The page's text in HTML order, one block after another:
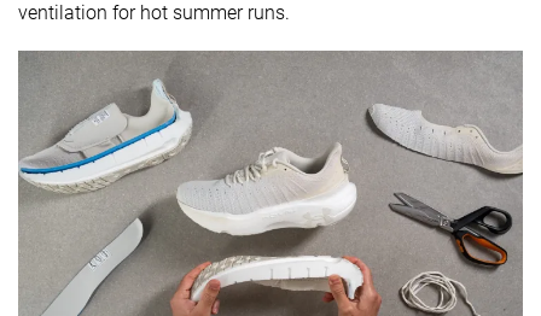
Anchuras
Ancho
Orthotic
friendly
✓ ✓ ✓
Estación
Todas las
estaciones
Verano
Todas las
estaciones
Todas las
estaciones
ventilation for hot summer runs.